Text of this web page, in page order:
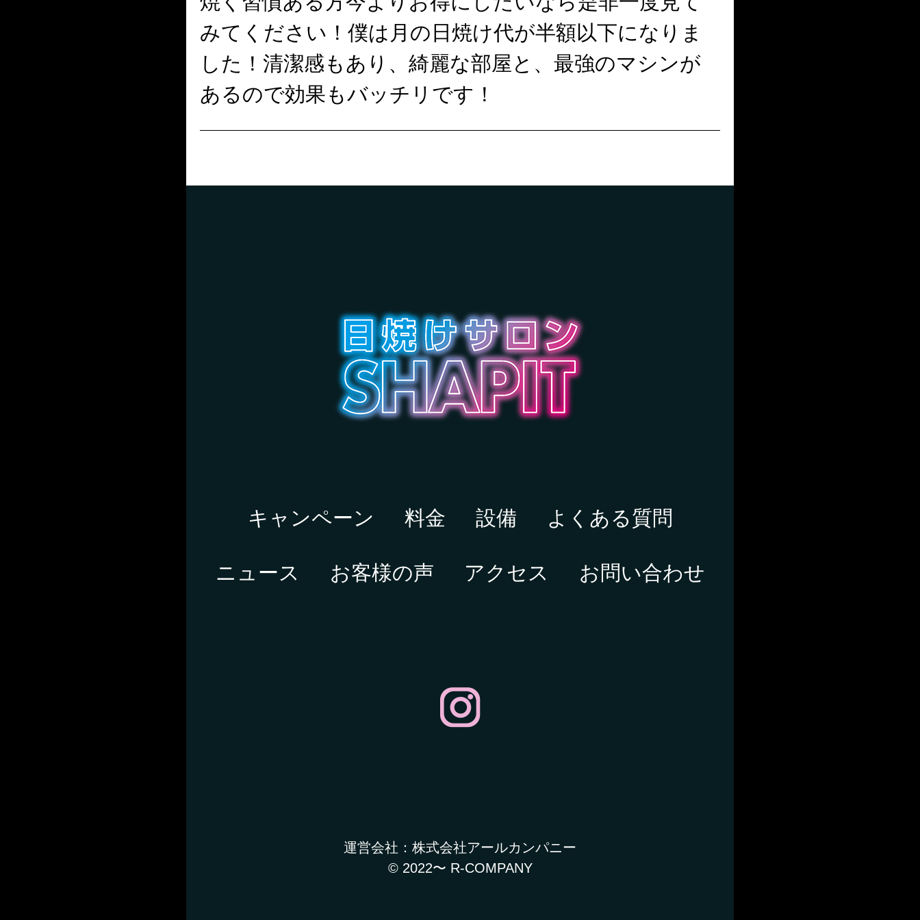
みてください！僕は月の日焼け代が半額以下になりま
した！清潔感もあり、綺麗な部屋と、最強のマシンが
あるので効果もバッチリです！
キャンペーン 料金 設備 よくある質問
ニュース お客様の声 アクセス お問い合わせ
運営会社：株式会社アールカンパニー
© 2022〜 R-COMPANY